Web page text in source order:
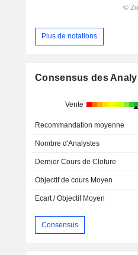
Plus de notations
Consensus des
Vente
Recommandation moyenne
Nombre d'Analystes
Dernier Cours de Cloture
Objectif de cours Moyen
Ecart / Objectif Moyen
Consensus